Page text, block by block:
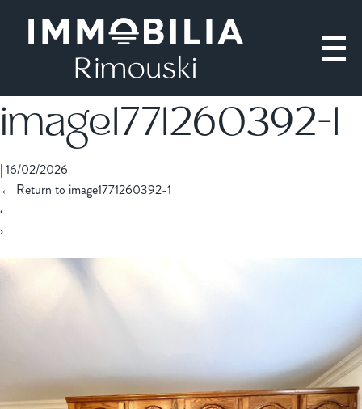
image1771260392-1
| 16/02/2026
← Return to image1771260392-1
‹
›